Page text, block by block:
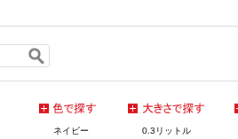
ネイビー
0.3リットル